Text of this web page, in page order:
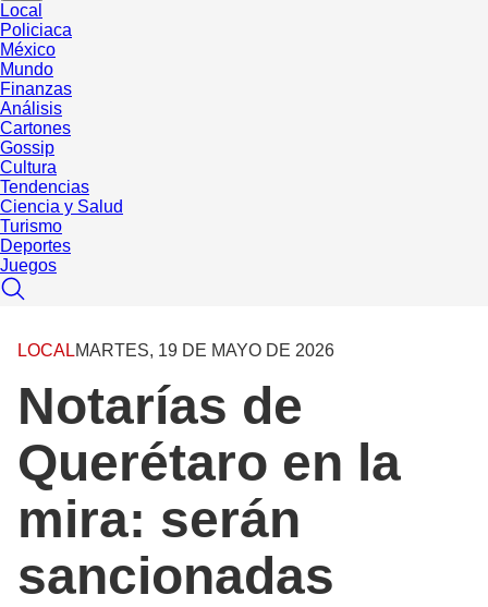
Local
Policiaca
México
Mundo
Finanzas
Análisis
Cartones
Gossip
Cultura
Tendencias
Ciencia y Salud
Turismo
Deportes
Juegos
LOCALMARTES, 19 DE MAYO DE 2026
Notarías de
Querétaro en la
mira: serán
sancionadas